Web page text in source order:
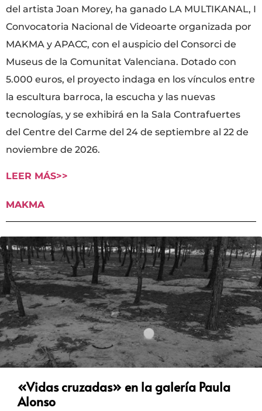
del artista Joan Morey, ha ganado LA MULTIKANAL, I
Convocatoria Nacional de Videoarte organizada por
MAKMA y APACC, con el auspicio del Consorci de
Museus de la Comunitat Valenciana. Dotado con
5.000 euros, el proyecto indaga en los vínculos entre
la escultura barroca, la escucha y las nuevas
tecnologías, y se exhibirá en la Sala Contrafuertes
del Centre del Carme del 24 de septiembre al 22 de
noviembre de 2026.
LEER MÁS>>
MAKMA
«Vidas cruzadas» en la galería Paula
Alonso